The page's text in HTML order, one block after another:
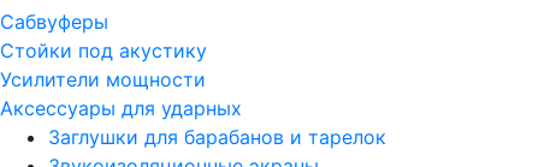
Сабвуферы
Стойки под акустику
Усилители мощности
Аксессуары для ударных
Заглушки для барабанов и тарелок